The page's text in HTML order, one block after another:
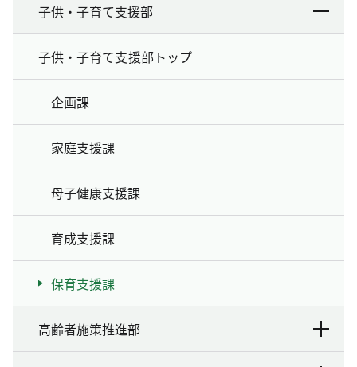
子供・子育て支援部
子供・子育て支援部トップ
企画課
家庭支援課
母子健康支援課
育成支援課
保育支援課
高齢者施策推進部